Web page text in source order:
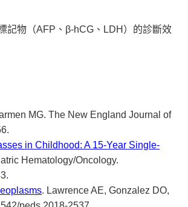
記物（AFP、β-hCG、LDH）的診斷效
MG. The New England Journal of
in Childhood: A 15-Year Single-
Hematology/Oncology.
. Lawrence AE, Gonzalez DO,